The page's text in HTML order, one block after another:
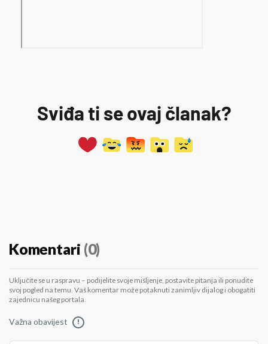
Sviđa ti se ovaj članak?
Komentari (0)
Uključite se u raspravu – podijelite svoje mišljenje, postavite pitanja ili ponudite
svoj pogled na temu. Vaš komentar može potaknuti zanimljiv dijalog i obogatiti
zajednicu našeg portala.
Važna obavijest !